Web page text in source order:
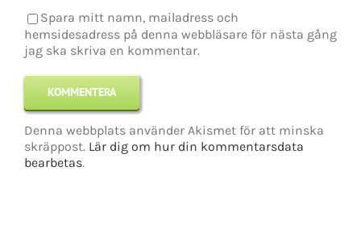
Spara mitt namn, mailadress och
hemsidesadress på denna webbläsare för nästa gång
jag ska skriva en kommentar.
Denna webbplats använder Akismet för att minska
skräppost. Lär dig om hur din kommentarsdata
bearbetas.